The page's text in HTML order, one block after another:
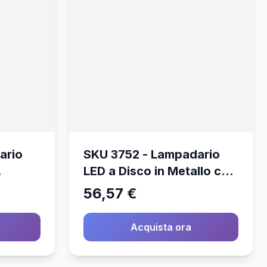
SKU 3752 - Lampadario
LED a Disco in Metallo con
Portalampada E27 (Max
60W) Colore Oro Opaco
56,57 €
Acquista ora